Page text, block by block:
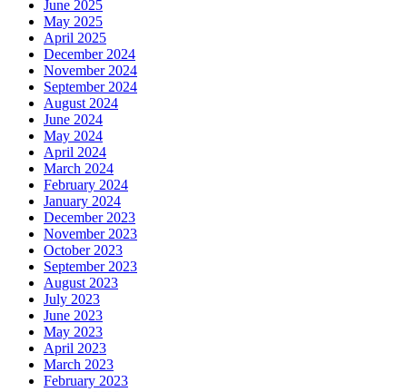
June 2025
May 2025
April 2025
December 2024
November 2024
September 2024
August 2024
June 2024
May 2024
April 2024
March 2024
February 2024
January 2024
December 2023
November 2023
October 2023
September 2023
August 2023
July 2023
June 2023
May 2023
April 2023
March 2023
February 2023